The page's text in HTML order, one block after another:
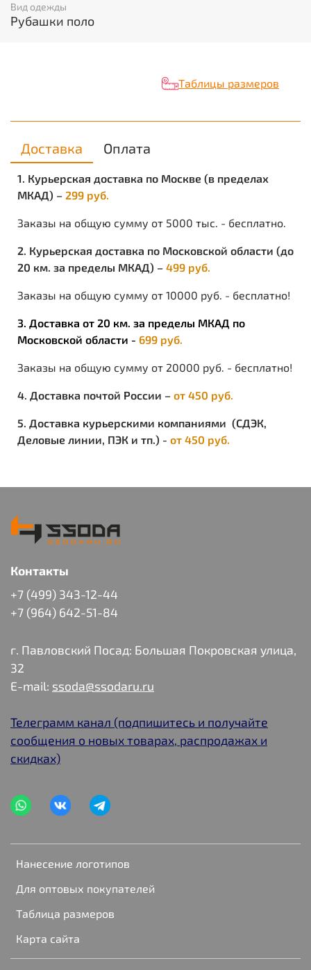
• коротки рукав на трикотажной манжете
Вид одежды
Рубашки поло
Таблицы размеров
Доставка Оплата
1. Курьерская доставка по Москве (в пределах
МКАД) – 299 руб.
Заказы на общую сумму от 5000 тыс. - бесплатно.
2. Курьерская доставка по Московской области (до
20 км. за пределы МКАД) – 499 руб.
Заказы на общую сумму от 10000 руб. - бесплатно!
3. Доставка от 20 км. за пределы МКАД по
Московской области - 699 руб.
Заказы на общую сумму от 20000 руб. - бесплатно!
4. Доставка почтой России – от 450 руб.
5. Доставка курьерскими компаниями (СДЭК,
Деловые линии, ПЭК и тп.) - от 450 руб.
Нанесение логотипов
Для оптовых покупателей
Таблица размеров
Карта сайта
Контакты
+7 (499) 343-12-44
+7 (964) 642-51-84
г. Павловский Посад: Большая Покровская улица,
32
E-mail: ssoda@ssodaru.ru
Телеграмм канал (подпишитесь и получайте
сообщения о новых товарах, распродажах и
скидках)